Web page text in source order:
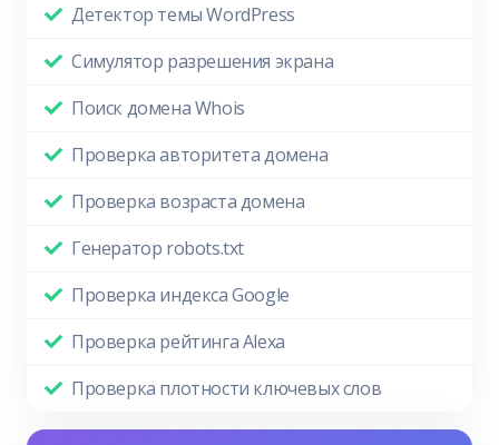
Детектор темы WordPress
Симулятор разрешения экрана
Поиск домена Whois
Проверка авторитета домена
Проверка возраста домена
Генератор robots.txt
Проверка индекса Google
Проверка рейтинга Alexa
Проверка плотности ключевых слов